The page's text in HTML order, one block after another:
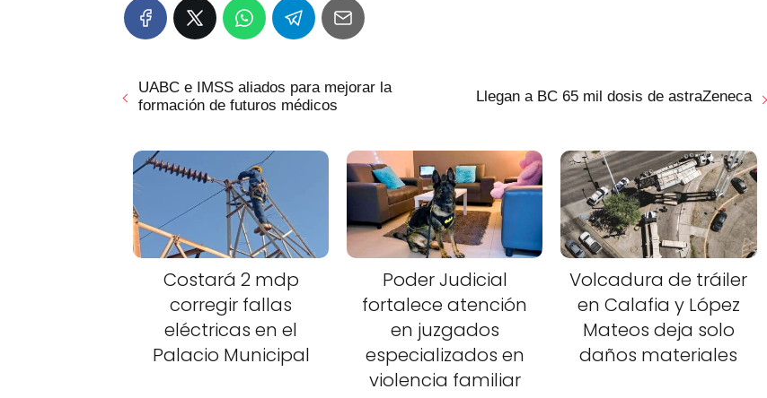
UABC e IMSS aliados para mejorar la
formación de futuros médicos
Llegan a BC 65 mil dosis de astraZeneca
Costará 2 mdp
corregir fallas
eléctricas en el
Palacio Municipal
Poder Judicial
fortalece atención
en juzgados
especializados en
violencia familiar
Volcadura de tráiler
en Calafia y López
Mateos deja solo
daños materiales